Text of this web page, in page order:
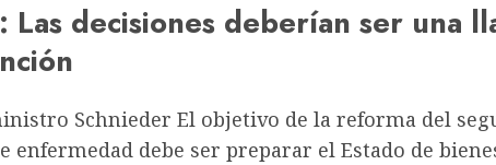
Las decisiones deberían ser una
Schnieder El objetivo de la reforma del
enfermedad debe ser preparar el Estado de